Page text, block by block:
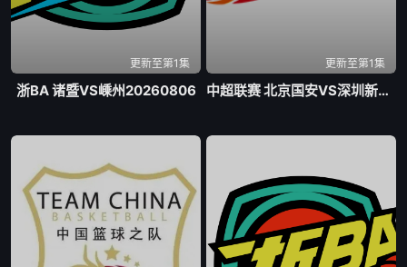
更新至第1集
浙BA 诸暨VS嵊州20260806
更新至第1集
中超联赛 北京国安VS深圳新鹏城20260807